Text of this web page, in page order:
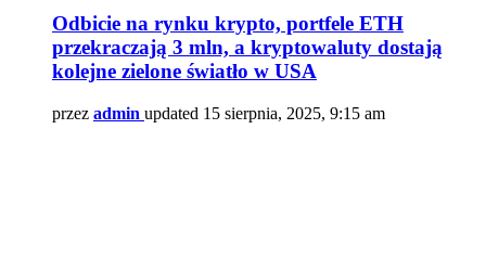
Odbicie na rynku krypto, portfele ETH
przekraczają 3 mln, a kryptowaluty dostają
kolejne zielone światło w USA
przez admin updated 15 sierpnia, 2025, 9:15 am